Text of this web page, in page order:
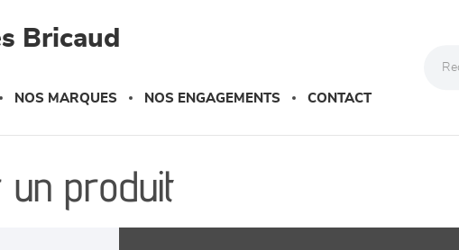
Bricaud
NOS MARQUES NOS ENGAGEMENTS CONTACT
produit